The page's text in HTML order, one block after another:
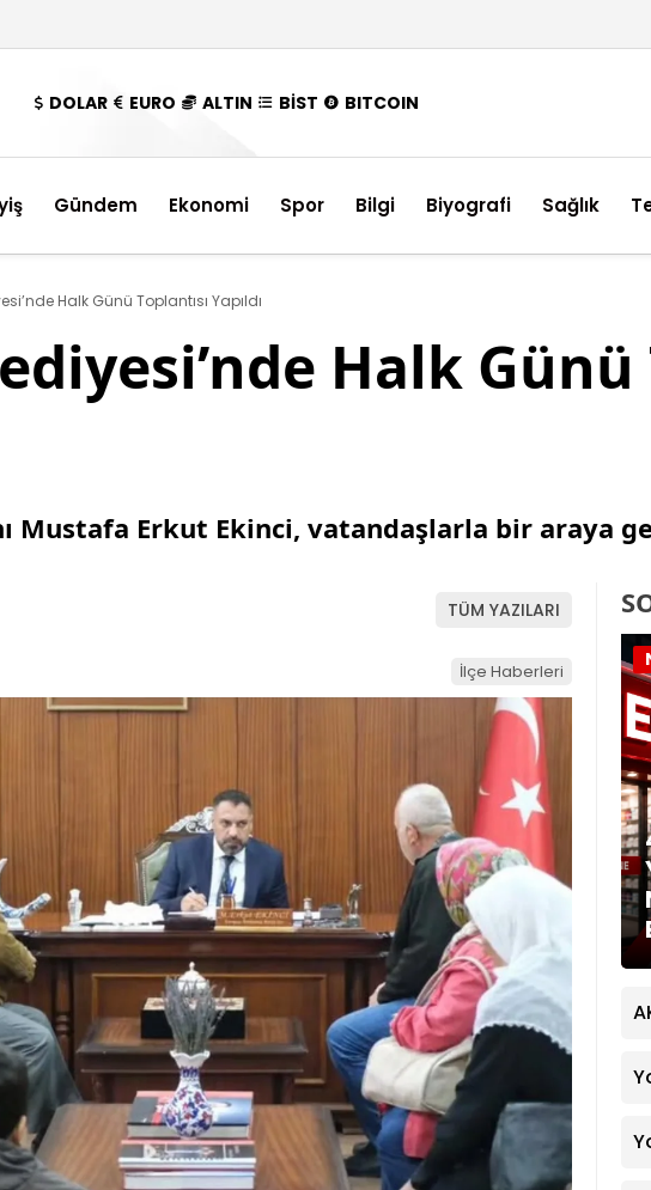
DOLAR EURO ALTIN BİST BITCOIN
Gündem Ekonomi Spor Bilgi Biyografi Sağlık
Halk Günü Toplantısı Yapıldı
Halk Günü
Mustafa Erkut Ekinci, vatandaşlarla bir araya
TÜM YAZILARI
İlçe Haberleri